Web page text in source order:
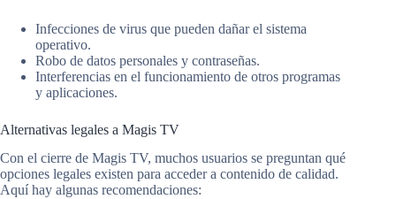
Infecciones de virus que pueden dañar el sistema
operativo.
Robo de datos personales y contraseñas.
Interferencias en el funcionamiento de otros programas
y aplicaciones.
Alternativas legales a Magis TV
Con el cierre de Magis TV, muchos usuarios se preguntan qué
opciones legales existen para acceder a contenido de calidad.
Aquí hay algunas recomendaciones: